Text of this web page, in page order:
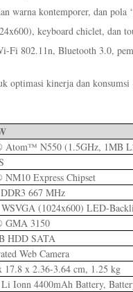
warna kontemporer, dan pola
keyboard chiclet, dan
Fi 802.11n, Bluetooth 3.0,
optimasi kinerja dan konsumsi
Atom™ N550 (1.5GHz, 1MB
Express Chipset
667 MHz
(1024x600) LED-
GMA 3150
HDD SATA
Web Camera
17.8 x 2.36-3.64 cm, 1.25 kg
Ionn 4400mAh Battery,